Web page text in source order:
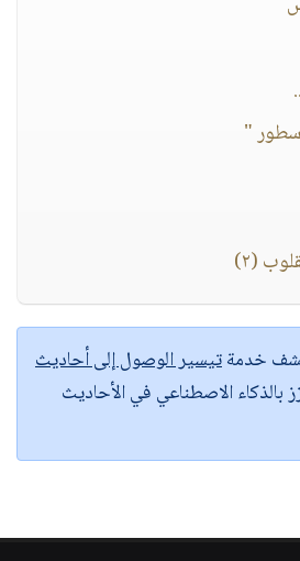
"
(٢)
خدمةتيسير الوصول إلى أحاديث
الاصطناعي في الأحاديث